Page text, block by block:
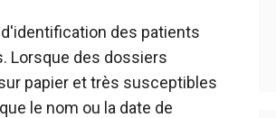
des patients
Lorsque des dossiers
papier et très susceptibles
le nom ou la date de